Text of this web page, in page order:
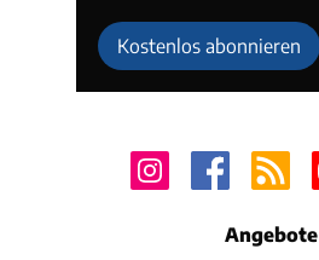
Kostenlos abonnieren
Angebote